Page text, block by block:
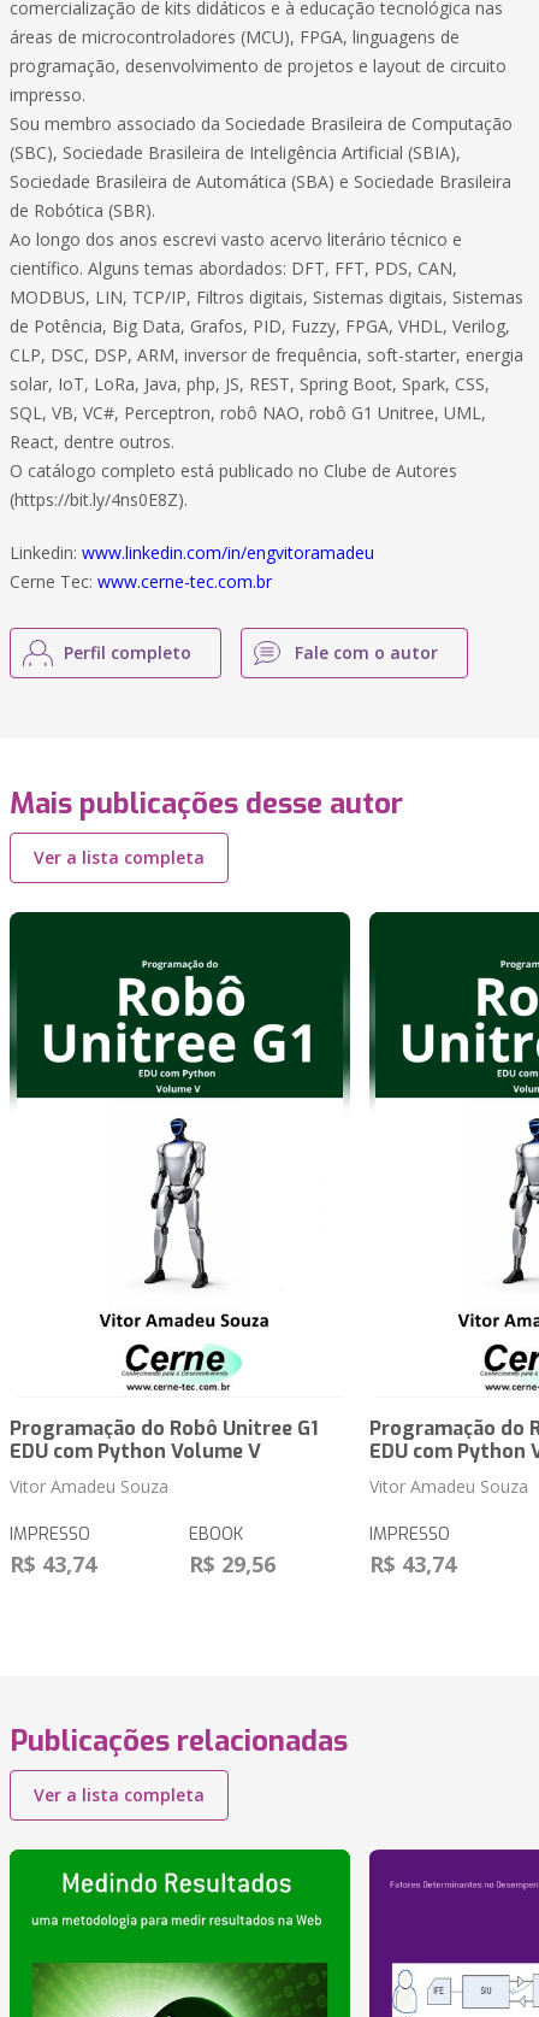
comercialização de kits didáticos e à educação tecnológica nas
áreas de microcontroladores (MCU), FPGA, linguagens de
programação, desenvolvimento de projetos e layout de circuito
impresso.
Sou membro associado da Sociedade Brasileira de Computação
(SBC), Sociedade Brasileira de Inteligência Artificial (SBIA),
Sociedade Brasileira de Automática (SBA) e Sociedade Brasileira
de Robótica (SBR).
Ao longo dos anos escrevi vasto acervo literário técnico e
científico. Alguns temas abordados: DFT, FFT, PDS, CAN,
MODBUS, LIN, TCP/IP, Filtros digitais, Sistemas digitais, Sistemas
de Potência, Big Data, Grafos, PID, Fuzzy, FPGA, VHDL, Verilog,
CLP, DSC, DSP, ARM, inversor de frequência, soft-starter, energia
solar, IoT, LoRa, Java, php, JS, REST, Spring Boot, Spark, CSS,
SQL, VB, VC#, Perceptron, robô NAO, robô G1 Unitree, UML,
React, dentre outros.
O catálogo completo está publicado no Clube de Autores
(https://bit.ly/4ns0E8Z).
Linkedin: www.linkedin.com/in/engvitoramadeu
Cerne Tec: www.cerne-tec.com.br
Perfil completo Fale com o autor
Mais publicações desse autor
Ver a lista completa
Programação do Robô Unitree G1
EDU com Python Volume V
Vitor Amadeu Souza
IMPRESSO
R$ 43,74
EBOOK
R$ 29,56
Programação do
EDU com Python
Vitor Amadeu Souza
IMPRESSO
R$ 43,74
Publicações relacionadas
Ver a lista completa